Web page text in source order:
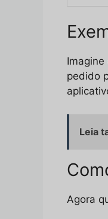
pedido
Leia
Agora